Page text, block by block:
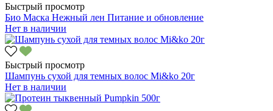
Быстрый просмотр
Био Маска Нежный лен Питание и обновление
Нет в наличии
Быстрый просмотр
Шампунь сухой для темных волос Mi&ko 20г
Нет в наличии